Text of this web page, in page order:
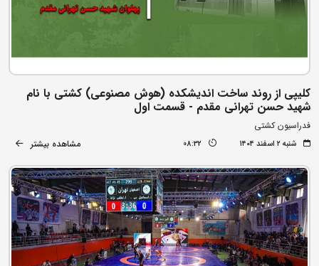
کلیپی از روند ساخت اندیشکده (هوش مصنوعی) کشتی با نام
شهید حسن تهرانی مقدم - قسمت اول
فدراسیون کشتی
شنبه ۲ اسفند ۱۴۰۴ 08:32 مشاهده بیشتر